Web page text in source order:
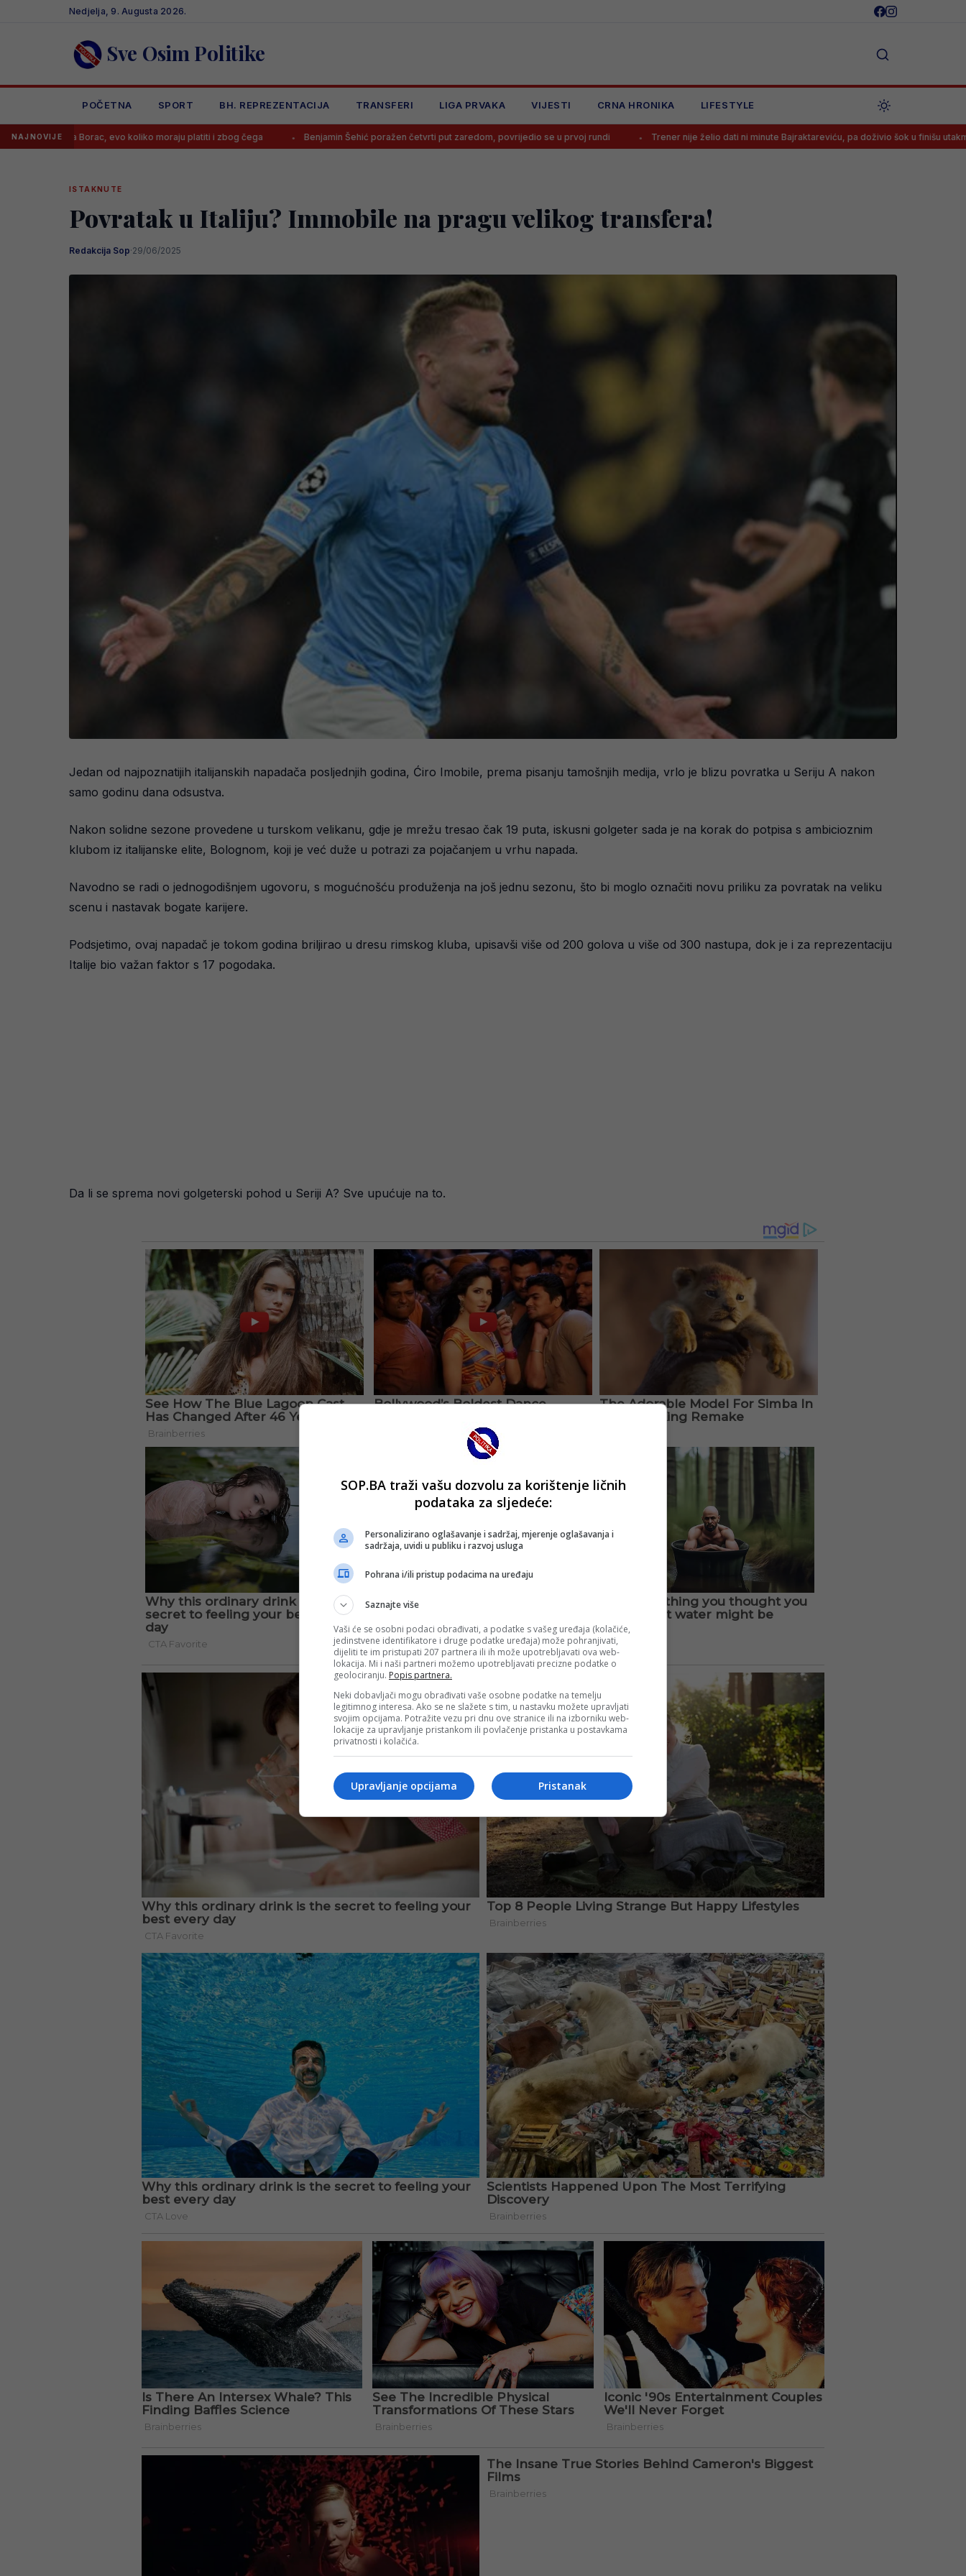
Nedjelja, 9. Augusta 2026.
Sve Osim Politike
POČETNA SPORT BH. REPREZENTACIJA TRANSFERI LIGA PRVAKA VIJESTI CRNA HRONIKA LIFESTYLE
NAJNOVIJE
evo koliko moraju platiti i zbog čega Benjamin Šehić poražen četvrti put zaredom, povrijedio se u prvoj rundi Trener nije želio dati ni minute Bajraktareviću, pa doživio šok u finišu utakmice
ISTAKNUTE
Povratak u Italiju? Immobile na pragu velikog transfera!
Redakcija Sop·29/06/2025
Jedan od najpoznatijih italijanskih napadača posljednjih godina, Ćiro Imobile, prema pisanju tamošnjih medija, vrlo je blizu povratka u Seriju A nakon
samo godinu dana odsustva.
Nakon solidne sezone provedene u turskom velikanu, gdje je mrežu tresao čak 19 puta, iskusni golgeter sada je na korak do potpisa s ambicioznim
klubom iz italijanske elite, Bolognom, koji je već duže u potrazi za pojačanjem u vrhu napada.
Navodno se radi o jednogodišnjem ugovoru, s mogućnošću produženja na još jednu sezonu, što bi moglo označiti novu priliku za povratak na veliku
scenu i nastavak bogate karijere.
Podsjetimo, ovaj napadač je tokom godina briljirao u dresu rimskog kluba, upisavši više od 200 golova u više od 300 nastupa, dok je i za reprezentaciju
Italije bio važan faktor s 17 pogodaka.
Da li se sprema novi golgeterski pohod u Seriji A? Sve upućuje na to.
SOP.BA traži vašu dozvolu za korištenje ličnih
podataka za sljedeće:
Personalizirano oglašavanje i sadržaj, mjerenje oglašavanja i
sadržaja, uvidi u publiku i razvoj usluga
Pohrana i/ili pristup podacima na uređaju
Saznajte više
Vaši će se osobni podaci obrađivati, a podatke s vašeg uređaja (kolačiće,
jedinstvene identifikatore i druge podatke uređaja) može pohranjivati,
dijeliti te im pristupati 207 partnera ili ih može upotrebljavati ova web-
lokacija. Mi i naši partneri možemo upotrebljavati precizne podatke o
geolociranju. Popis partnera.
Neki dobavljači mogu obrađivati vaše osobne podatke na temelju
legitimnog interesa. Ako se ne slažete s tim, u nastavku možete upravljati
svojim opcijama. Potražite vezu pri dnu ove stranice ili na izborniku web-
lokacije za upravljanje pristankom ili povlačenje pristanka u postavkama
privatnosti i kolačića.
Pristanak
Upravljanje opcijama